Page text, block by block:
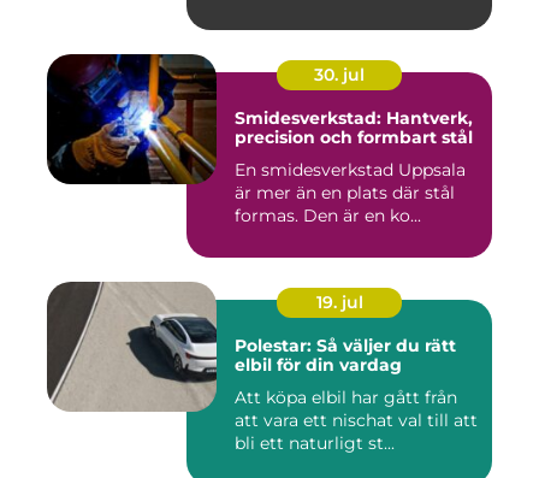
30. jul
Smidesverkstad: Hantverk,
precision och formbart stål
En smidesverkstad Uppsala
är mer än en plats där stål
formas. Den är en ko...
19. jul
Polestar: Så väljer du rätt
elbil för din vardag
Att köpa elbil har gått från
att vara ett nischat val till att
bli ett naturligt st...